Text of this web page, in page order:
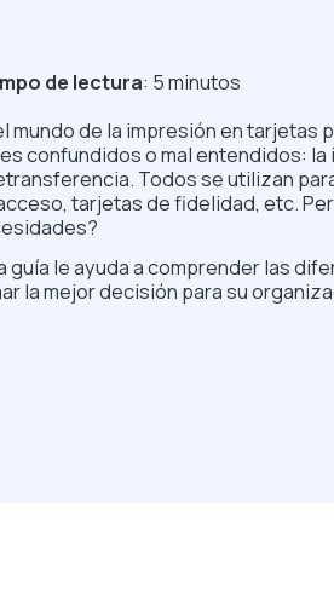
de lectura: 5 minutos
mundo de la impresión en
confundidos o mal entendidos:
Todos se utilizan
tarjetas de fidelidad, etc.
guía le ayuda a comprender las
la mejor decisión para su